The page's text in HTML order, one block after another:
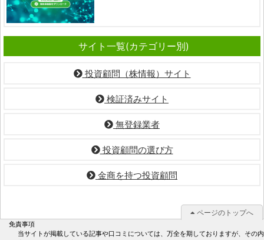
サイト一覧(カテゴリー別)
投資顧問（株情報）サイト
検証済みサイト
無登録業者
投資顧問の選び方
金商を持つ投資顧問
免責事項
当サイトが掲載している記事や口コミについては、万全を期しておりますが、その内
ページのトップへ